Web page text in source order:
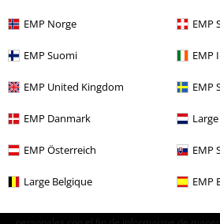
EMP Norge EMP
EMP Suomi EMP
EMP United Kingdom EMP
EMP Danmark
EMP Österreich EMP
Large Belgique EMP
¡Cheque regalo del 15% de descuento,
Doy mi consentimiento para recibir la